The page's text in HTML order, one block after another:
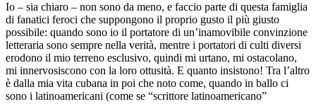
Io – sia chiaro – non sono da meno, e faccio parte di questa famiglia
di fanatici feroci che suppongono il proprio gusto il più giusto
possibile: quando sono io il portatore di un’inamovibile convinzione
letteraria sono sempre nella verità, mentre i portatori di culti diversi
erodono il mio terreno esclusivo, quindi mi urtano, mi ostacolano,
mi innervosiscono con la loro ottusità. E quanto insistono! Tra l’altro
è dalla mia vita cubana in poi che noto come, quando in ballo ci
sono i latinoamericani (come se “scrittore latinoamericano”